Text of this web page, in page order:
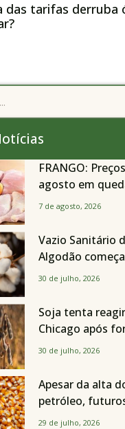
das tarifas derruba
FRANGO:
agosto em
exportações
7 de agosto, 2026
Vazio Sanitário
Algodão
sábado, dia 1º
Paulo
30 de julho, 2026
Soja tenta
Chicago após
liquidação; portos
de R$ 150/sc
30 de julho, 2026
Apesar da alta
petróleo,
milho recuam em
29 de julho, 2026